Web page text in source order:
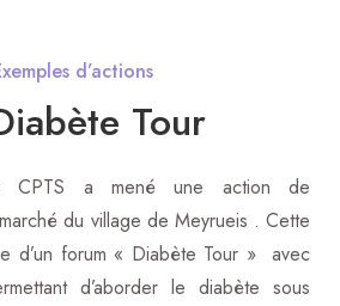
d’actions
Tour
a mené une action de
du village de Meyrueis . Cette
d’un forum « Diabète Tour » avec
d’aborder le diabète sous